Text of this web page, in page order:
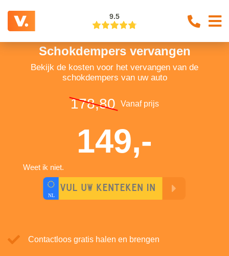
9.5
Schokdempers vervangen
Bekijk de kosten voor het vervangen van de
schokdempers van uw auto
178,80 Vanaf prijs
149,-
Weet ik niet.
Contactloos gratis halen en brengen